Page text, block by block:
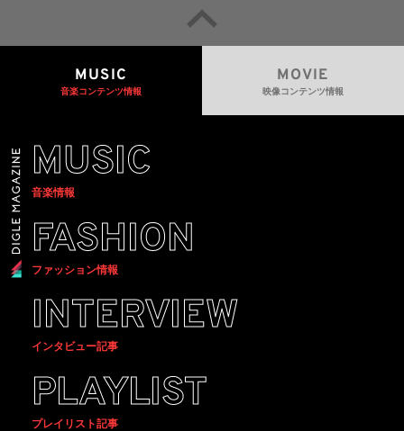
MUSIC
音楽コンテンツ情報
MOVIE
映像コンテンツ情報
MUSIC
音楽情報
FASHION
ファッション情報
INTERVIEW
インタビュー記事
PLAYLIST
プレイリスト記事